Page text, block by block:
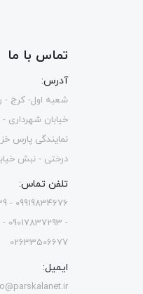
تماس با ما
آدرس:
شعبه اول- کرج
خیابان
درختی - نبش
تلفن تماس:
02633506677
ایمیل: